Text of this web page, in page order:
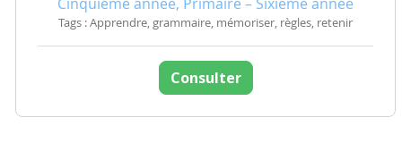
Tags : Apprendre, grammaire, mémoriser, règles, retenir
Consulter